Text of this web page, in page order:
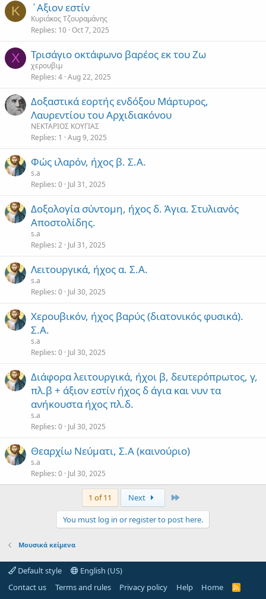
Κ ΄Αξιον εστίν
Κυριάκος Τζουραμάνης
Replies 10 Oct 7, 2025
Χ Τρισάγιο οκτάφωνο βαρέος εκ του Ζω
χερουβιμ
Replies 4 Aug 22, 2025
Δοξαστικά εορτής ενδόξου Μάρτυρος,
Λαυρεντίου του Αρχιδιακόνου
ΝΕΚΤΑΡΙΟΣ ΚΟΥΓΙΑΣ
Replies 1 Aug 9, 2025
Φώς ιλαρόν, ήχος β. Σ.Α.
s.a
Replies 0 Jul 31, 2025
Δοξολογία σύντομη, ήχος δ. Άγια. Στυλιανός
Αποστολίδης.
s.a
Replies 2 Jul 31, 2025
Λειτουργικά, ήχος α. Σ.Α.
s.a
Replies 0 Jul 30, 2025
Χερουβικόν, ήχος βαρύς (διατονικός φυσικά).
Σ.Α.
s.a
Replies 0 Jul 30, 2025
Διάφορα λειτουργικά, ήχοι β, δευτερόπρωτος, γ,
πλ.β + άξιον εστίν ήχος δ άγια και νυν τα
ανήκουστα ήχος πλ.δ.
s.a
Replies 0 Jul 30, 2025
Θεαρχίω Νεύματι, Σ.Α (καινούριο)
s.a
Replies 0 Jul 30, 2025
1 of 11 Next
You must log in or register to post here.
Μουσικά κείμενα
Default style
English (US)
Contact us
Terms and rules Privacy policy Help Home
R